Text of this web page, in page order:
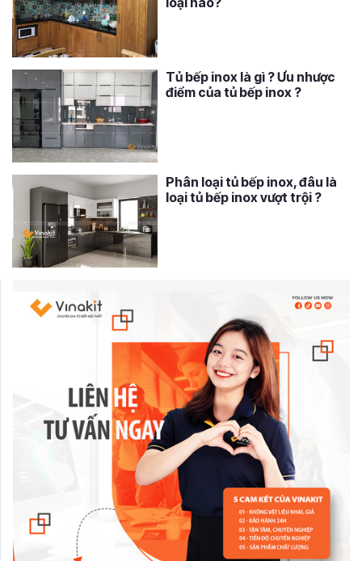
Tủ bếp inox là gì ? Ưu nhược
điểm của tủ bếp inox ?
Phân loại tủ bếp inox, đâu là
loại tủ bếp inox vượt trội ?